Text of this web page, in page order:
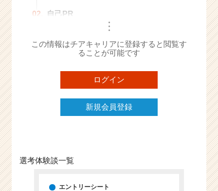
a
r
e
02.
自己PR
・・・
この情報はチアキャリアに登録すると閲覧す
ることが可能です
ログイン
新規会員登録
選考体験談一覧
エントリーシート